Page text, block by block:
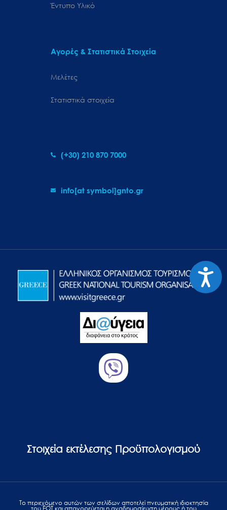
Έντυπο Υλικό
Αγορές & Στατιστικά Στοιχεία
Μελέτες
Στατιστικά στοιχεία
(+30) 210 870 7000
info[at symbol]gnto.gr
Στοιχεία εκτέλεσης Προϋπολογισμού
Το περιεχόμενο αυτών των σελίδων αποτελεί πvευματική ιδιοκτησία